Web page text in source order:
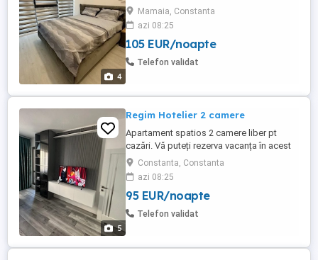
4
situat într-o zonă excelentă, în spatele
Complexului Tomis Villa, la doar 50 de
metri de plajă și la câțiva pași de cele mai
apreciate restaurante și terase. In august
preturile difera Apartamentul oferă:
Mamaia, Constanta
azi 08:25
105 EUR/noapte
Telefon validat
5
Regim Hotelier 2 camere
Apartament spatios 2 camere liber pt
cazări. Vă puteți rezerva vacanța în acest
apartament confortabil și bine întreținut.
Zona centrală situată lângă toate
facilitățile. Se acceptă și escorte
neînsoțite de barbati. Se acceptă animale
de companie de talie mică. Copii sub 14
Constanta, Constanta
azi 08:25
95 EUR/noapte
Telefon validat